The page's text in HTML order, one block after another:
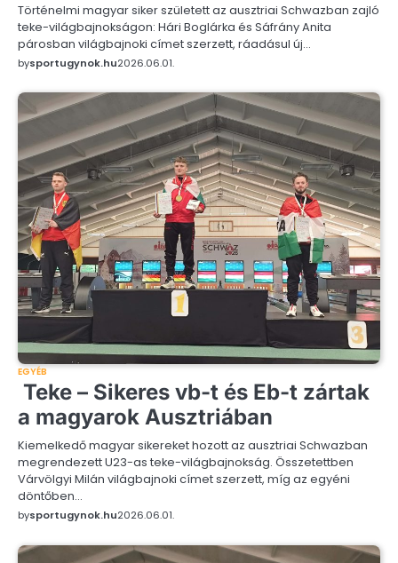
Történelmi magyar siker született az ausztriai Schwazban zajló
teke-világbajnokságon: Hári Boglárka és Sáfrány Anita
párosban világbajnoki címet szerzett, ráadásul új…
bysportugynok.hu2026.06.01.
EGYÉB
Teke – Sikeres vb-t és Eb-t zártak
a magyarok Ausztriában
Kiemelkedő magyar sikereket hozott az ausztriai Schwazban
megrendezett U23-as teke-világbajnokság. Összetettben
Várvölgyi Milán világbajnoki címet szerzett, míg az egyéni
döntőben…
bysportugynok.hu2026.06.01.